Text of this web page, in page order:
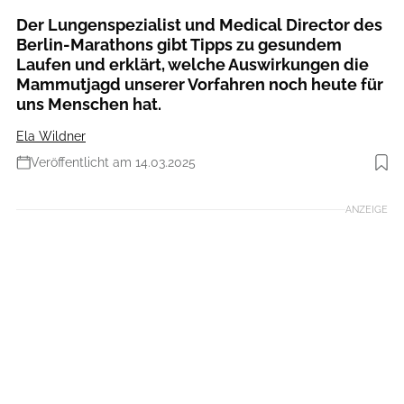
Der Lungenspezialist und Medical Director des
Berlin-Marathons gibt Tipps zu gesundem
Laufen und erklärt, welche Auswirkungen die
Mammutjagd unserer Vorfahren noch heute für
uns Menschen hat.
Ela Wildner
Veröffentlicht am 14.03.2025
Foto: RW
ANZEIGE